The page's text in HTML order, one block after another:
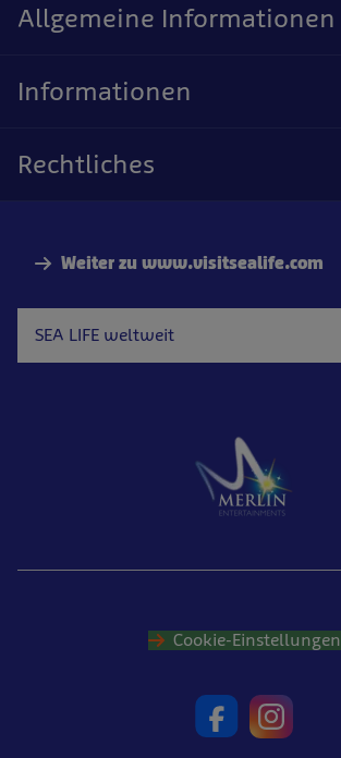
Weiter zu www.visitsealife.com
SEA LIFE weltweit
Allgemeine Informationen
Informationen
Rechtliches
Cookie-Einstellungen